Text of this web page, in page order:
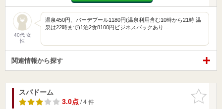
40代 女
性
温泉450円、バーデプール1180円(温泉利用含む10時から21時.温
泉は22時まで)1泊2食8100円ビジネスパックあり…
関連情報から探す
お気に入
りに追加
スパドーム
3.0点/ 4 件